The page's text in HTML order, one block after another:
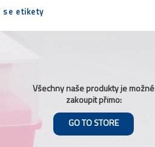
se etikety
Všechny naše produkty je možné
zakoupit přímo:
GO TO STORE